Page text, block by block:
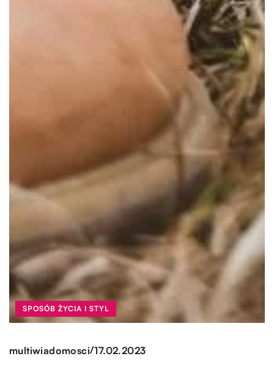
SPOSÓB ŻYCIA I STYL
multiwiadomosci/17.02.2023